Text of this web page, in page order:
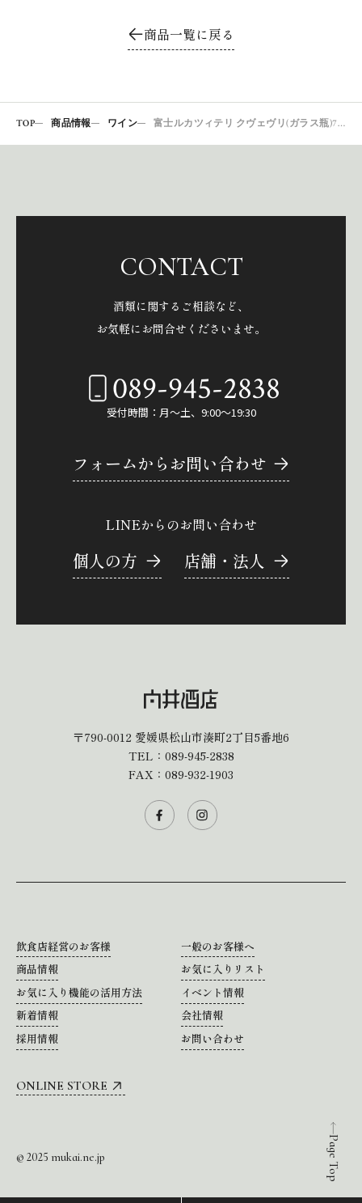
商品一覧に戻る
TOP 商品情報 ワイン 富士ルカツィテリ クヴェヴリ(ガラス瓶)750白
Page Top
CONTACT
酒類に関するご相談など、
お気軽にお問合せくださいませ。
089-945-2838
受付時間：月～土、9:00～19:30
フォームからお問い合わせ
LINEからのお問い合わせ
個人の方 店舗・法人
〒790-0012 愛媛県松山市湊町2丁目5番地6
TEL： 089-945-2838
FAX：089-932-1903
飲食店経営のお客様
一般のお客様へ
商品情報
お気に入りリスト
お気に入り機能の活用方法
イベント情報
新着情報
会社情報
採用情報
お問い合わせ
ONLINE STORE
© 2025 mukai.ne.jp